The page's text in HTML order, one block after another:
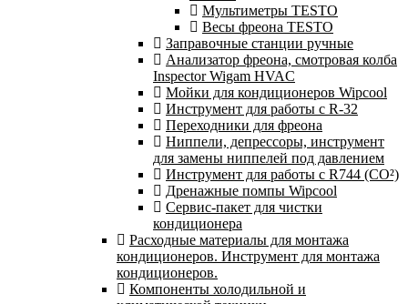
Мультиметры TESTO
Весы фреона TESTO
Заправочные станции ручные
Анализатор фреона, смотровая колба
Inspector Wigam HVAC
Мойки для кондиционеров Wipcool
Инструмент для работы с R-32
Переходники для фреона
Ниппели, депрессоры, инструмент
для замены ниппелей под давлением
Инструмент для работы с R744 (CO²)
Дренажные помпы Wipcool
Сервис-пакет для чистки
кондиционера
Расходные материалы для монтажа
кондиционеров. Инструмент для монтажа
кондиционеров.
Компоненты холодильной и